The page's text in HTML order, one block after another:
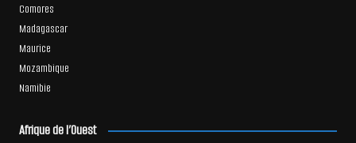
Comores
Madagascar
Maurice
Mozambique
Namibie
Afrique de l’Ouest